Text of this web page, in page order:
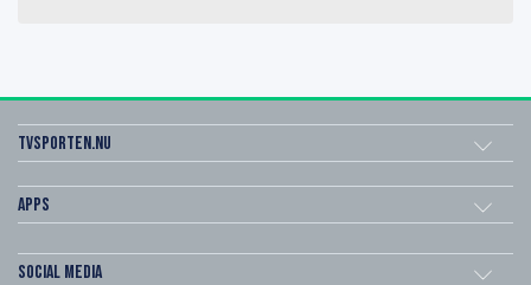
Tvsporten.nu
Apps
Social Media